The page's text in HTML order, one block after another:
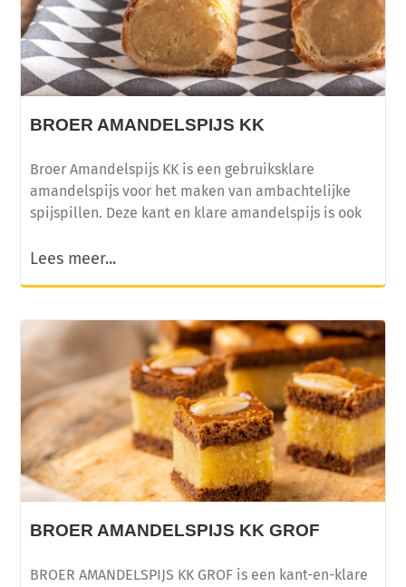
BROER AMANDELSPIJS KK
Broer Amandelspijs KK is een gebruiksklare
amandelspijs voor het maken van ambachtelijke
spijspillen. Deze kant en klare amandelspijs is ook
Lees meer...
BROER AMANDELSPIJS KK GROF
BROER AMANDELSPIJS KK GROF is een kant-en-klare